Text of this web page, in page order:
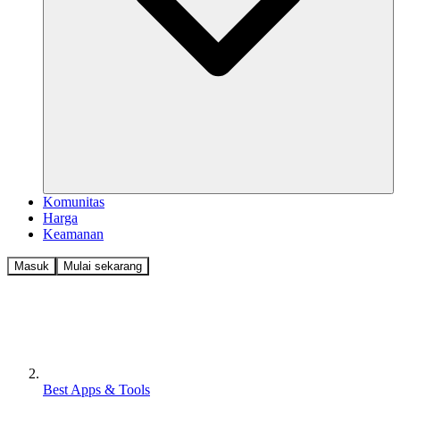
Komunitas
Harga
Keamanan
Masuk Mulai sekarang
Best Apps & Tools